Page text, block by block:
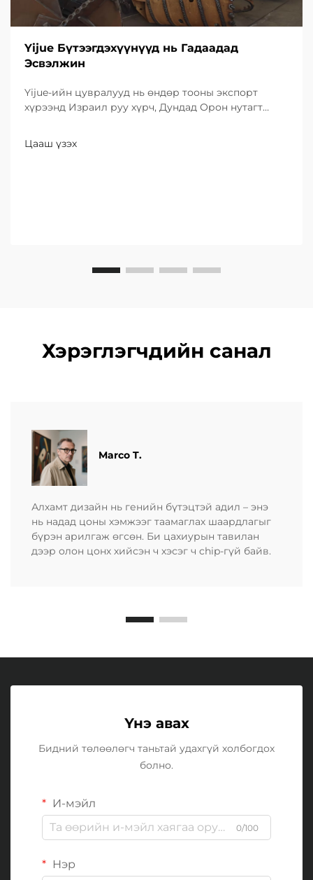
Yijue Бүтээгдэхүүнүүд нь Гадаадад
Эсвэлжин
Yijue-ийн цувралууд нь өндөр тооны экспорт
хүрээнд Израил руу хүрч, Дундад Орон нутагт
танилцуулж байна.
Цааш үзэх
Хэрэглэгчдийн санал
Marco T.
Алхамт дизайн нь генийн бүтэцтэй адил – энэ
нь надад цоны хэмжээг таамаглах шаардлагыг
бүрэн арилгаж өгсөн. Би цахиурын тавилан
дээр олон цонх хийсэн ч хэсэг ч chip-гүй байв.
Үнэ авах
Бидний төлөөлөгч таньтай удахгүй холбогдох
болно.
И-мэйл
0/100
Нэр